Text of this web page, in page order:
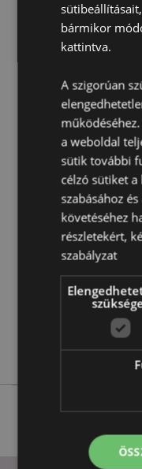
Kulcstartó, Plüss -
Anyaga:
EN71:Igen
A termék nem
3 Év
Termékjellemzők
További
Információ
Magasság
192
0.043000
Nem
Foodiemals
bármikor
kattintva.
A szigorúan
a weboldal
sütik további
célzó sütiket
szabásához
követéséhez
részletekért,
szabályzat